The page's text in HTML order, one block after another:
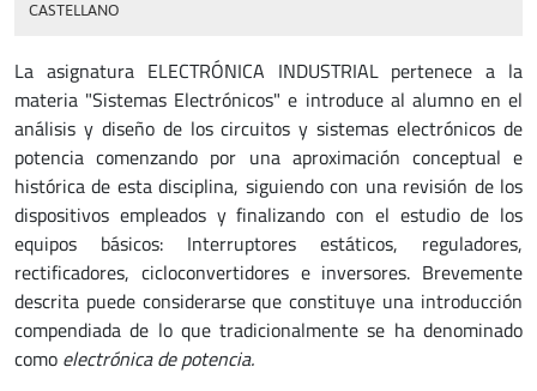
CASTELLANO
La asignatura ELECTRÓNICA INDUSTRIAL pertenece a la
materia "Sistemas Electrónicos" e introduce al alumno en el
análisis y diseño de los circuitos y sistemas electrónicos de
potencia comenzando por una aproximación conceptual e
histórica de esta disciplina, siguiendo con una revisión de los
dispositivos empleados y finalizando con el estudio de los
equipos básicos: Interruptores estáticos, reguladores,
rectificadores, cicloconvertidores e inversores. Brevemente
descrita puede considerarse que constituye una introducción
compendiada de lo que tradicionalmente se ha denominado
como electrónica de potencia.